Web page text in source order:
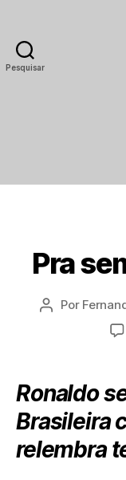
Pesquisar
Pra
Autor
Por
Ronaldo
Brasileira
relembra